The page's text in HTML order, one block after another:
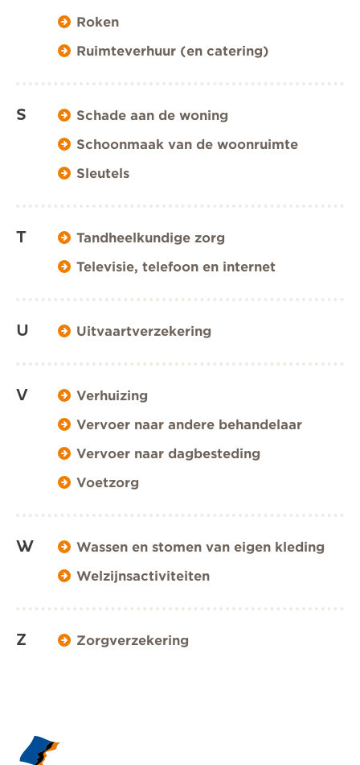
Roken
Ruimteverhuur (en catering)
S
Schade aan de woning
Schoonmaak van de woonruimte
Sleutels
T
Tandheelkundige zorg
Televisie, telefoon en internet
U Uitvaartverzekering
V
Verhuizing
Vervoer naar andere behandelaar
Vervoer naar dagbesteding
Voetzorg
W
Wassen en stomen van eigen kleding
Welzijnsactiviteiten
Z Zorgverzekering